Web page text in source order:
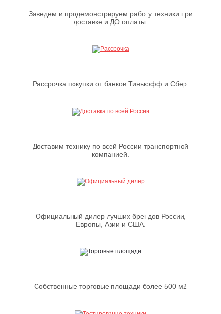
Заведем и продемонстрируем работу техники при
доставке и ДО оплаты.
Рассрочка покупки от банков Тинькофф и Сбер.
Доставим технику по всей России транспортной
компанией.
Официальный дилер лучших брендов России,
Европы, Азии и США.
Собственные торговые площади более 500 м2